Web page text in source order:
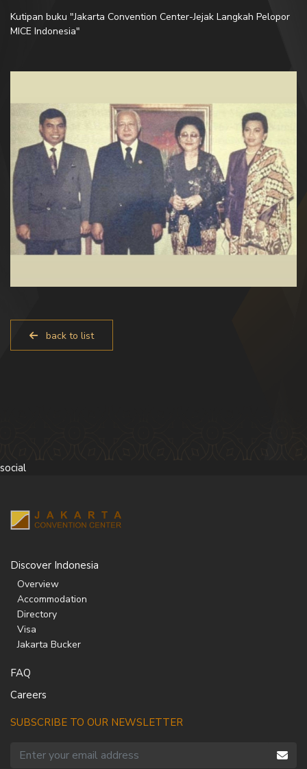
Kutipan buku "Jakarta Convention Center-Jejak Langkah Pelopor
MICE Indonesia"
back to list
social
Discover Indonesia
Overview
Accommodation
Directory
Visa
Jakarta Bucker
FAQ
Careers
SUBSCRIBE TO OUR NEWSLETTER